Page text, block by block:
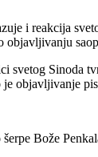
i reakcija
objavljivanju
svetog Sinoda
objavljivanje
Bože